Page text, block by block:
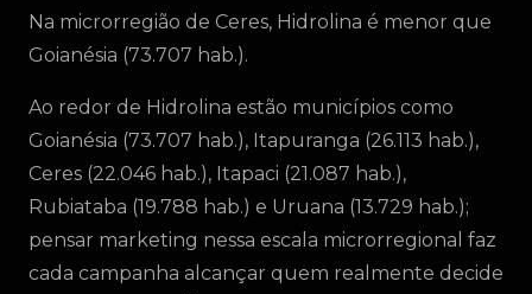
Na microrregião de Ceres, Hidrolina é menor que
Goianésia (73.707 hab.).
Ao redor de Hidrolina estão municípios como
Goianésia (73.707 hab.), Itapuranga (26.113 hab.),
Ceres (22.046 hab.), Itapaci (21.087 hab.),
Rubiataba (19.788 hab.) e Uruana (13.729 hab.);
pensar marketing nessa escala microrregional faz
cada campanha alcançar quem realmente decide